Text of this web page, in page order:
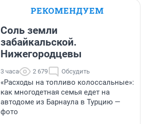
РЕКОМЕНДУЕМ
Соль земли
забайкальской.
Нижегородцевы
3 часа 2 679 Обсудить
«Расходы на топливо колоссальные»:
как многодетная семья едет на
автодоме из Барнаула в Турцию —
фото